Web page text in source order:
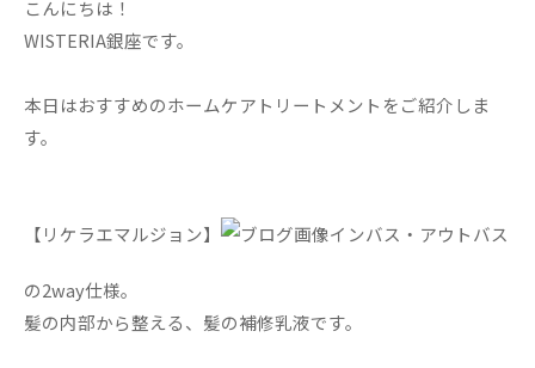
こんにちは！
WISTERIA銀座です。
本日はおすすめのホームケアトリートメントをご紹介しま
す。
【リケラエマルジョン】 インバス・アウトバス
の2way仕様。
髪の内部から整える、髪の補修乳液です。